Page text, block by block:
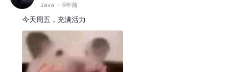
Java · 6年前
今天周五，充满活力